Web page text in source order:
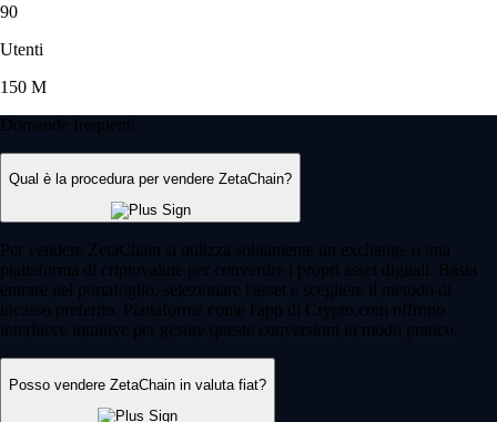
90
Utenti
150 M
Domande frequenti
Qual è la procedura per vendere ZetaChain?
Per vendere ZetaChain si utilizza solitamente un exchange o una
piattaforma di criptovalute per convertire i propri asset digitali. Basta
entrare nel portafoglio, selezionare l'asset e scegliere il metodo di
incasso preferito. Piattaforme come l'app di Crypto.com offrono
interfacce intuitive per gestire queste conversioni in modo pratico.
Posso vendere ZetaChain in valuta fiat?